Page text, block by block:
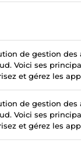
de gestion des
Voici ses
et gérez les
de gestion des
Voici ses
et gérez les